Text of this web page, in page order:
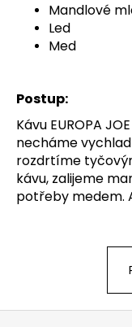
Mandlové
Led
Med
Postup:
Kávu EUROPA
necháme
rozdrtíme
kávu, zalijeme
potřeby medem.